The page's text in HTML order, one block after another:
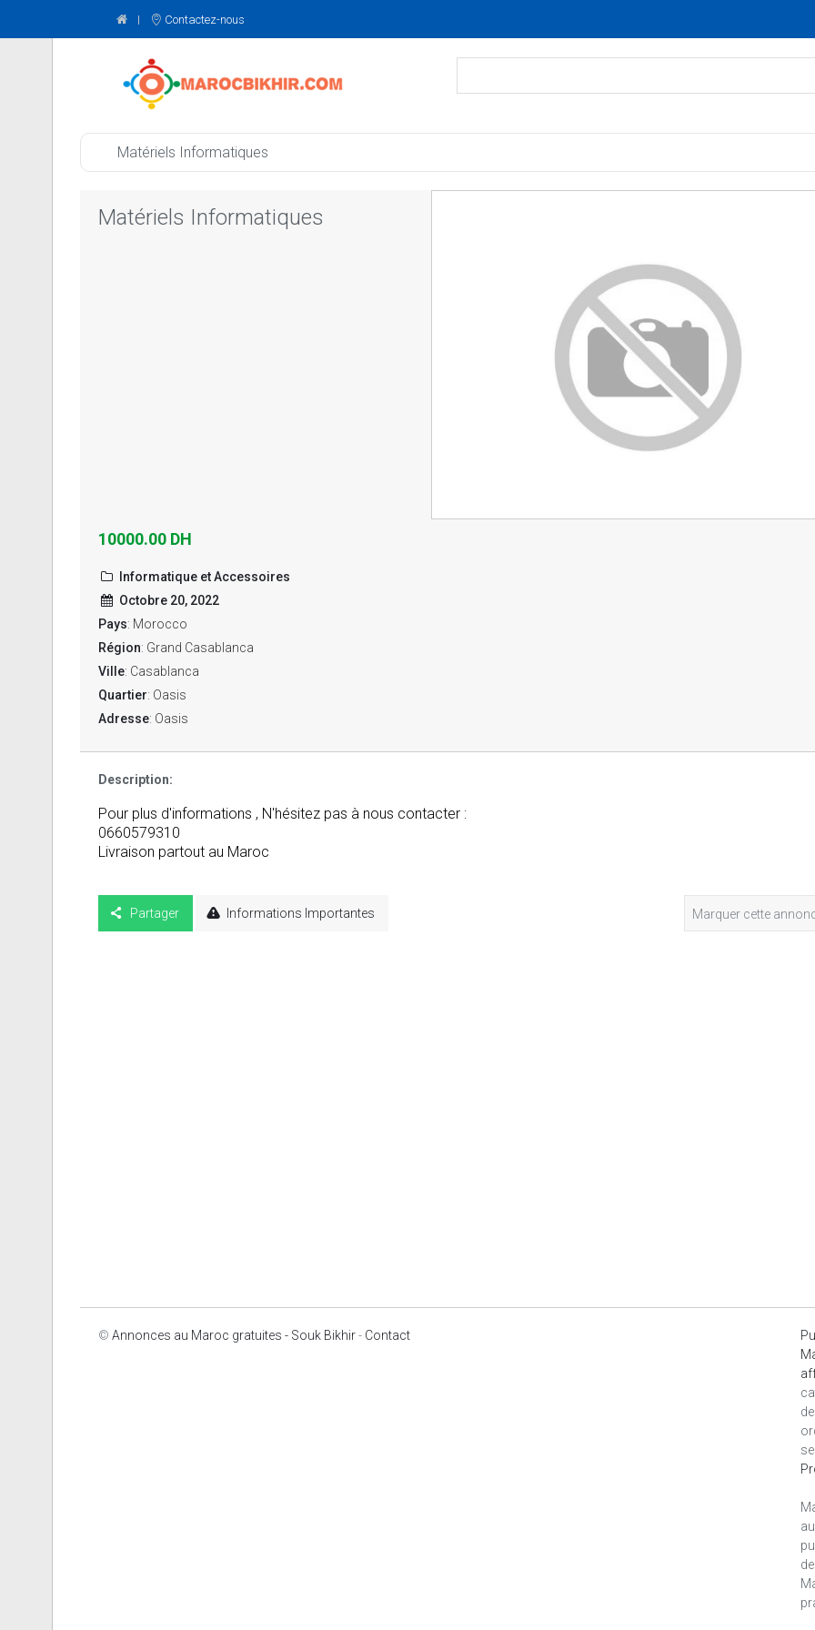
Contactez-nous
Matériels Informatiques
Matériels Informatiques
10000.00 DH
Informatique et Accessoires
Octobre 20, 2022
Pays: Morocco
Région: Grand Casablanca
Ville: Casablanca
Quartier: Oasis
Adresse: Oasis
Description:
Pour plus d'informations , N'hésitez pas à nous contacter :
0660579310
Livraison partout au Maroc
Partager Informations Importantes
© Annonces au Maroc gratuites - Souk Bikhir- Contact